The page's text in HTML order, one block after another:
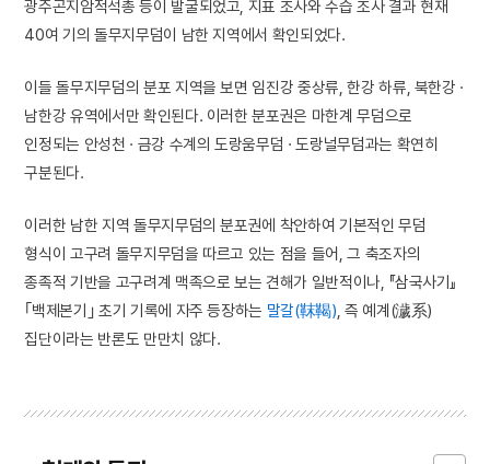
광주곤지암적석총 등이 발굴되었고, 지표 조사와 수습 조사 결과 현재
40여 기의 돌무지무덤이 남한 지역에서 확인되었다.
이들 돌무지무덤의 분포 지역을 보면 임진강 중상류, 한강 하류, 북한강 ·
남한강 유역에서만 확인된다. 이러한 분포권은 마한계 무덤으로
인정되는 안성천 · 금강 수계의 도랑움무덤 · 도랑널무덤과는 확연히
구분된다.
이러한 남한 지역 돌무지무덤의 분포권에 착안하여 기본적인 무덤
형식이 고구려 돌무지무덤을 따르고 있는 점을 들어, 그 축조자의
종족적 기반을 고구려계 맥족으로 보는 견해가 일반적이나, 『삼국사기』
｢백제본기｣ 초기 기록에 자주 등장하는 말갈(靺鞨) , 즉 예계(濊系)
집단이라는 반론도 만만치 않다.